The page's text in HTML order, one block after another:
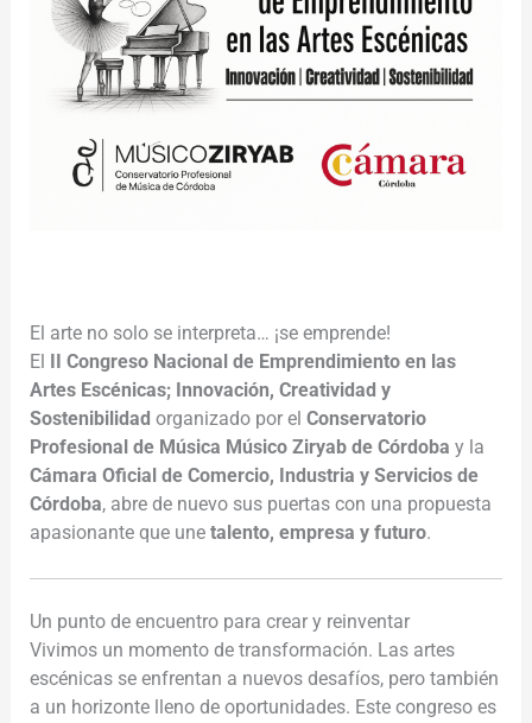
El arte no solo se interpreta… ¡se emprende!
El
II Congreso Nacional de Emprendimiento en las
Artes Escénicas; Innovación, Creatividad y
Sostenibilidad organizado por el Conservatorio
Profesional de Música Músico Ziryab de Córdoba y la
Cámara Oficial de Comercio, Industria y Servicios de
Córdoba, abre de nuevo sus puertas con una propuesta
apasionante que une talento, empresa y futuro.
Un punto de encuentro para crear y reinventar
Vivimos un momento de transformación. Las artes
escénicas se enfrentan a nuevos desafíos, pero también
a un horizonte lleno de oportunidades. Este congreso es